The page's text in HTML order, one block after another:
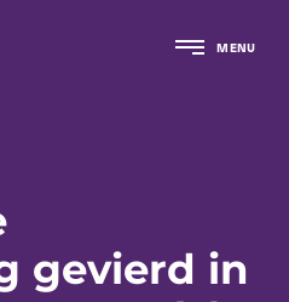
MENU
gevierd in